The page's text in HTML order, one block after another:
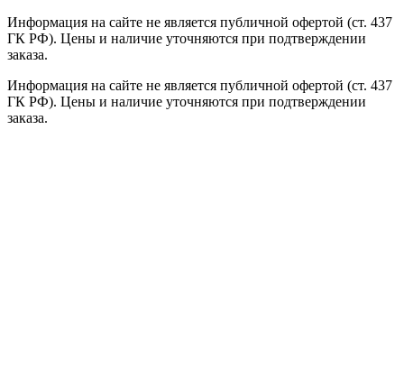
Информация на сайте не является публичной офертой (ст. 437
ГК РФ). Цены и наличие уточняются при подтверждении
заказа.
Информация на сайте не является публичной офертой (ст. 437
ГК РФ). Цены и наличие уточняются при подтверждении
заказа.